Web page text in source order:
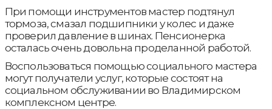
При помощи инструментов мастер подтянул
тормоза, смазал подшипники у колес и даже
проверил давление в шинах. Пенсионерка
осталась очень довольна проделанной работой.
Воспользоваться помощью социального мастера
могут получатели услуг, которые состоят на
социальном обслуживании во Владимирском
комплексном центре.